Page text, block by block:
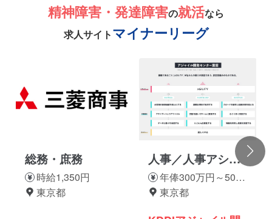
精神障害・発達障害の就活なら
求人サイトマイナーリーグ
総務・庶務
時給1,350円
東京都
人事／人事アシス
タント
年俸300万円～500
万円
東京都